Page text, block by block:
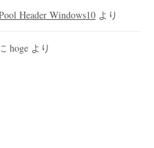
Header Windows10 より
hoge より